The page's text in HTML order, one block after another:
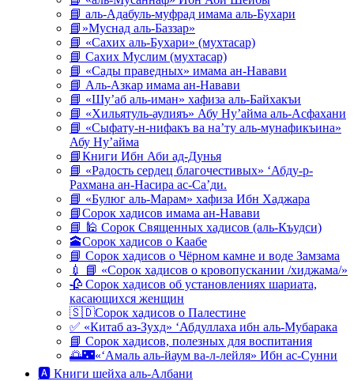
📘 аль-Адабуль-муфрад имама аль-Бухари
📘»Муснад аль-Баззар»
📘 «Сахих аль-Бухари» (мухтасар)
📘 Сахих Муслим (мухтасар)
📘 «Сады праведных» имама ан-Навави
📘 Аль-Азкар имама ан-Навави
📘 «Шу’аб аль-иман» хафиза аль-Байхакъи
📘 «Хильятуль-аулияъ» Абу Ну’айма аль-Асфахани
📘 «Сыфату-н-нифакъ ва на’ту аль-мунафикъина»
Абу Ну’айма
📘Книги Ибн Аби ад-Дунья
📘 «Радость сердец благочестивых» ‘Абду-р-
Рахмана ан-Насира ас-Са’ди.
📘 «Булюг аль-Марам» хафиза Ибн Хаджара
📘Сорок хадисов имама ан-Навави
📘 🕌 Сорок Священных хадисов (аль-Къудси)
🕋Сорок хадисов о Каабе
📘 Сорок хадисов о Чёрном камне и воде Замзама
💉 📘 «Сорок хадисов о кровопускании /хиджама/»
🥀 Сорок хадисов об установлениях шариата,
касающихся женщин
🇸🇩Сорок хадисов о Палестине
✅ «Китаб аз-Зухд» ‘Абдуллаха ибн аль-Мубарака
📘 Сорок хадисов, полезных для воспитания
🌅🌃«‘Амаль аль-йаум ва-л-лейля» Ибн ас-Сунни
🅰 Книги шейха аль-Албани